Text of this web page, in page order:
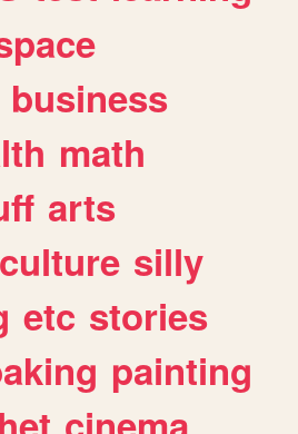
business
math
arts
culture silly
etc stories
painting